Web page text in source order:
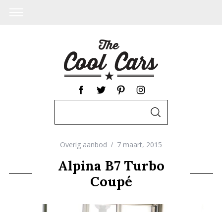
S
E
C
H
Overig aanbod 7 maart, 2015
Alpina B7 Turbo
Coupé